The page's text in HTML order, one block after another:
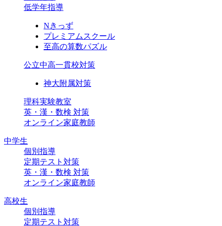
低学年指導
Nきっず
プレミアムスクール
至高の算数パズル
公立中高一貫校対策
神大附属対策
理科実験教室
英・漢・数検 対策
オンライン家庭教師
中学生
個別指導
定期テスト対策
英・漢・数検 対策
オンライン家庭教師
高校生
個別指導
定期テスト対策